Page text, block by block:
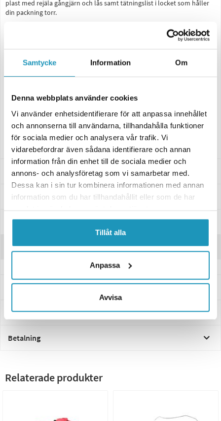
Samtycke Information Om
Denna webbplats använder cookies
Vi använder enhetsidentifierare för att anpassa innehållet
och annonserna till användarna, tillhandahålla funktioner
för sociala medier och analysera vår trafik. Vi
vidarebefordrar även sådana identifierare och annan
information från din enhet till de sociala medier och
annons- och analysföretag som vi samarbetar med.
Dessa kan i sin tur kombinera informationen med annan
information som du har tillhandahållit eller som de har
Tillåt alla
Anpassa
Avvisa
plast med rejäla gångjärn och lås samt tätningslist i locket som håller
din packning torr.
- Stort förvaringsutrymme på 105 liter som enkelt rymmer två
integralhjälmar och många andra tillhörigheter
- Vattentät för att hålla dina saker torra
- Stark och hållbar, spricker inte, deformeras eller böjs inte vid extrema
- Två bakre reflexer för ökad säkerhet
- Tillverkad av slagtålig högdensitetspolyeten
- Mått: 106 x 62 x 36 cm (L x B x H)
- Snabbfästesats och nycklar ingår
Bränsledunkar säljs separat.
Passar dessa modeller
Specifikationer
Manualer & Guider
Recensioner
Frågor och svar
Leverans- & Returinformation
Betalning
Relaterade produkter